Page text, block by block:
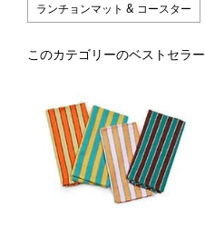
ランチョンマット & コースター
このカテゴリーのベストセラー